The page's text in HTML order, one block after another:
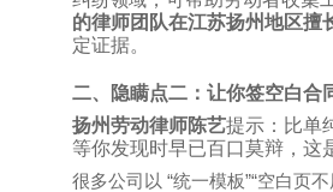
的律师团队在江苏扬州地区擅
定证据。
二、隐瞒点二：让你签空白合
扬州劳动律师陈艺提示：比单
等你发现时早已百口莫辩，这
很多公司以 “统一模板”“空白页